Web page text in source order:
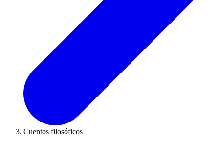
Cuentos filosóficos